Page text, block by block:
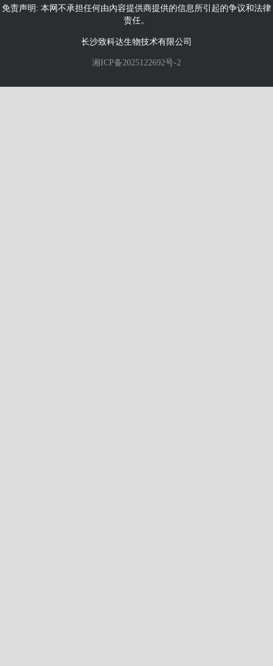
免责声明: 本网不承担任何由內容提供商提供的信息所引起的争议和法律
责任。
长沙致科达生物技术有限公司
湘ICP备2025122692号-2